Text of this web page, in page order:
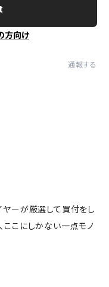
方向け
通報する
ヤーが厳選して買付をし
ここにしかない一点モノ